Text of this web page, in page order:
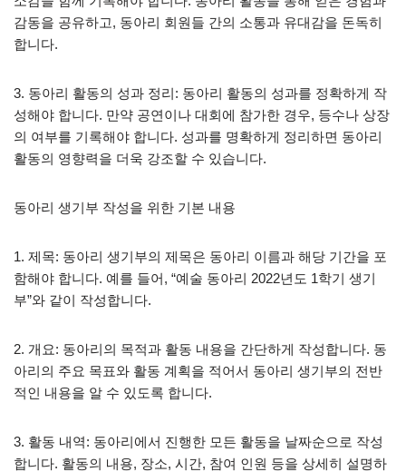
감동을 공유하고, 동아리 회원들 간의 소통과 유대감을 돈독히
합니다.
3. 동아리 활동의 성과 정리: 동아리 활동의 성과를 정확하게 작
성해야 합니다. 만약 공연이나 대회에 참가한 경우, 등수나 상장
의 여부를 기록해야 합니다. 성과를 명확하게 정리하면 동아리
활동의 영향력을 더욱 강조할 수 있습니다.
동아리 생기부 작성을 위한 기본 내용
1. 제목: 동아리 생기부의 제목은 동아리 이름과 해당 기간을 포
함해야 합니다. 예를 들어, “예술 동아리 2022년도 1학기 생기
부”와 같이 작성합니다.
2. 개요: 동아리의 목적과 활동 내용을 간단하게 작성합니다. 동
아리의 주요 목표와 활동 계획을 적어서 동아리 생기부의 전반
적인 내용을 알 수 있도록 합니다.
3. 활동 내역: 동아리에서 진행한 모든 활동을 날짜순으로 작성
합니다. 활동의 내용, 장소, 시간, 참여 인원 등을 상세히 설명하